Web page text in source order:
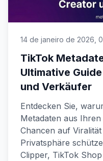
14 de janeiro de 2026,
TikTok
Ultimative
und Verkäufer
Entdecken Sie,
Metadaten aus
Chancen auf
Privatsphäre
Clipper, TikTok